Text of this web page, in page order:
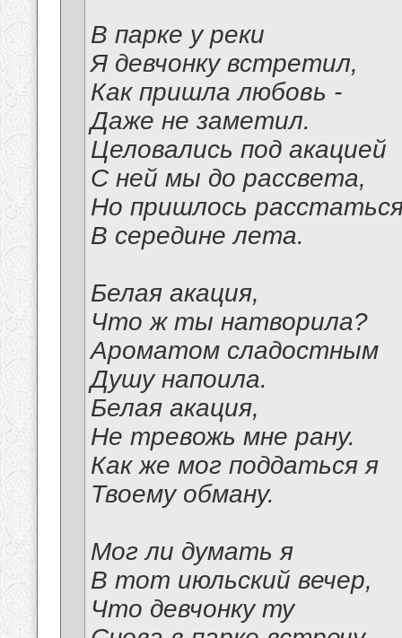
В парке у реки
Я девчонку встретил,
Как пришла любовь -
Даже не заметил.
Целовались под акацией
С ней мы до рассвета,
Но пришлось
В середине лета.
Белая акация,
Что ж ты натворила?
Ароматом сладостным
Душу напоила.
Белая акация,
Не тревожь мне рану.
Как же мог поддаться я
Твоему обману.
Мог ли думать я
В тот июльский вечер,
Что девчонку ту